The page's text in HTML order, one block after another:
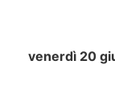
venerdì